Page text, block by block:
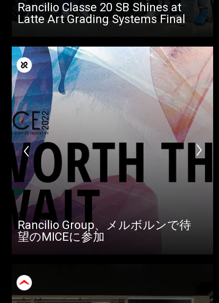
Rancilio Classe 20 SB Shines at
Latte Art Grading Systems Final
Rancilio Group、メルボルンで待
望のMICEに参加